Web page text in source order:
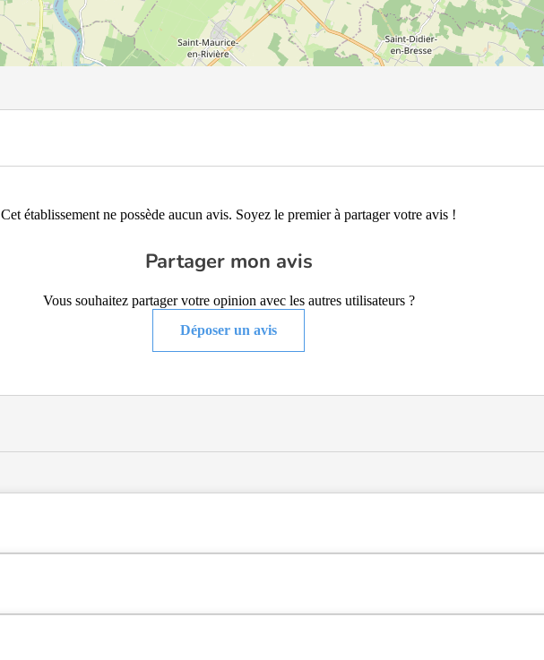
Cet établissement ne possède aucun avis. Soyez le premier à partager votre avis !
Partager mon avis
Vous souhaitez partager votre opinion avec les autres utilisateurs ?
Déposer un avis